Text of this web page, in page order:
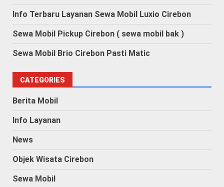
Info Terbaru Layanan Sewa Mobil Luxio Cirebon
Sewa Mobil Pickup Cirebon ( sewa mobil bak )
Sewa Mobil Brio Cirebon Pasti Matic
CATEGORIES
Berita Mobil
Info Layanan
News
Objek Wisata Cirebon
Sewa Mobil